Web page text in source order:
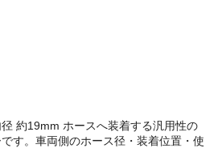
約19mm ホースへ装着する汎用性の
す。車両側のホース径・装着位置・使